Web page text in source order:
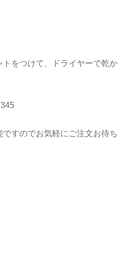
をつけて、ドライヤーで乾か
すのでお気軽にご注文お待ち